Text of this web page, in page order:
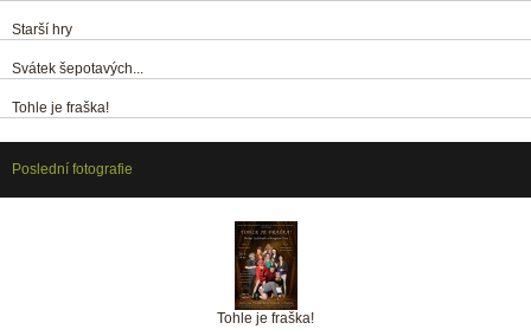
Starší hry
Svátek šepotavých...
Tohle je fraška!
Poslední fotografie
Tohle je fraška!